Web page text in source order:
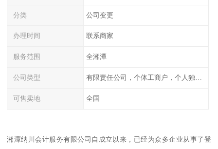
分类 公司变更
办理时间 联系商家
服务范围 全湘潭
公司类型
可售卖地 全国
湘潭纳川会计服务有限公司自成立以来，已经为众多企业从事了登